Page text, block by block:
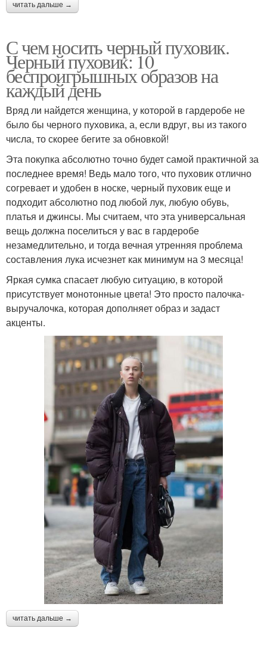
читать дальше →
С чем носить черный пуховик.
Черный пуховик: 10
беспроигрышных образов на
каждый день
Вряд ли найдется женщина, у которой в гардеробе не
было бы черного пуховика, а, если вдруг, вы из такого
числа, то скорее бегите за обновкой!
Эта покупка абсолютно точно будет самой практичной за
последнее время! Ведь мало того, что пуховик отлично
согревает и удобен в носке, черный пуховик еще и
подходит абсолютно под любой лук, любую обувь,
платья и джинсы. Мы считаем, что эта универсальная
вещь должна поселиться у вас в гардеробе
незамедлительно, и тогда вечная утренняя проблема
составления лука исчезнет как минимум на 3 месяца!
Яркая сумка спасает любую ситуацию, в которой
присутствует монотонные цвета! Это просто палочка-
выручалочка, которая дополняет образ и задаст
акценты.
читать дальше →